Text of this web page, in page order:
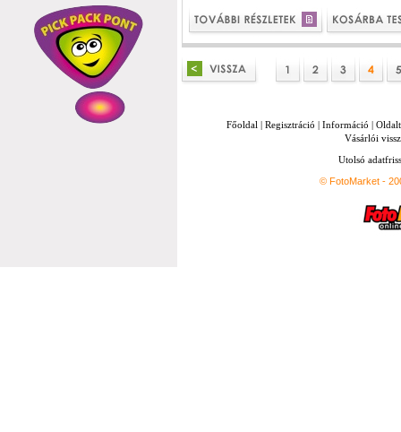
Főoldal | Regisztráció | Információ |
Vásárlói
Utolsó
© FotoMarket -